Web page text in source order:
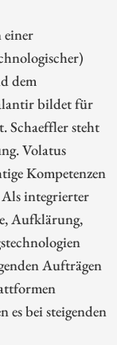
einer
dem
bildet für
Schaeffler steht
Volatus
Kompetenzen
Als integrierter
Aufklärung,
Aufträgen
es bei steigenden